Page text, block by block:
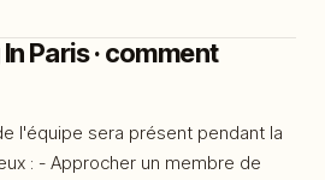
Paris · comment
l'équipe sera présent pendant la
: - Approcher un membre de